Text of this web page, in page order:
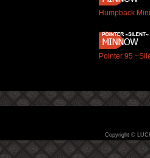
Humpback
Pointer 95
Copyright ©